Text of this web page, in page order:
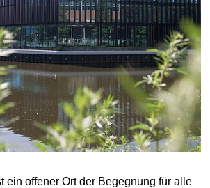
ein offener Ort der Begegnung für alle